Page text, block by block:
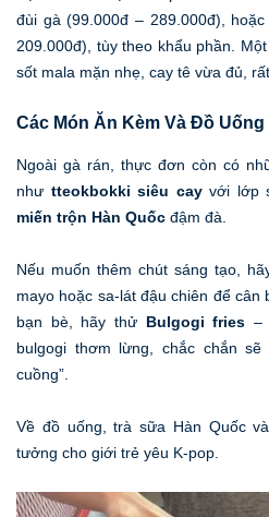
đùi gà (99.000đ – 289.000đ),
209.000đ), tùy theo khẩu phần.
sốt mala mặn nhẹ, cay tê vừa đủ,
Các Món Ăn Kèm Và Đồ Uống
Ngoài gà rán, thực đơn còn có
như tteokbokki siêu cayvới lớp
miến trộn Hàn Quốc đậm đà.
Nếu muốn thêm chút sáng tạo,
mayo hoặc sa-lát đậu chiên để cân
bạn bè, hãy thử Bulgogi fries –
bulgogi thơm lừng, chắc chắn
cuồng”.
Về đồ uống, trà sữa Hàn Quốc
tưởng cho giới trẻ yêu K-pop.